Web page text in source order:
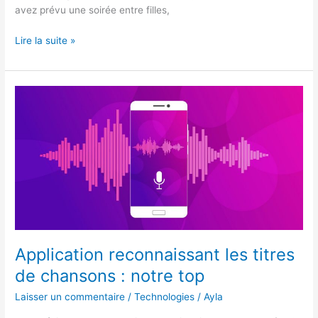
avez prévu une soirée entre filles,
Quelles
les
meilleures
Lire la suite »
Application reconnaissant les titres
de chansons : notre top
Laisser un commentaire /Technologies /Ayla